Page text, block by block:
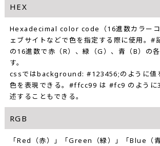
HEX
Hexadecimal color code（16進数カラーコ
ェブサイトなどで色を指定する際に使用。#
の16進数で赤（R）、緑（G）、青（B）の
す。
cssではbackground: #123456;のように値
色を表現できる。#ffcc99 は #fc9 のように
述することもできる。
RGB
「Red（赤）」「Green（緑）」「Blue（